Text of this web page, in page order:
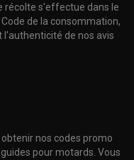
récolte s'effectue dans le
de la consommation,
de nos avis
nos codes promo
pour motards. Vous